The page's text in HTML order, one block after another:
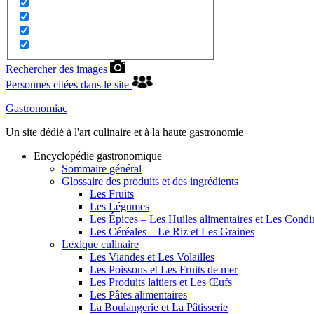
Rechercher des images
Personnes citées dans le site
Gastronomiac
Un site dédié à l'art culinaire et à la haute gastronomie
Encyclopédie gastronomique
Sommaire général
Glossaire des produits et des ingrédients
Les Fruits
Les Légumes
Les Épices – Les Huiles alimentaires et Les
Les Céréales – Le Riz et Les Graines
Lexique culinaire
Les Viandes et Les Volailles
Les Poissons et Les Fruits de mer
Les Produits laitiers et Les Œufs
Les Pâtes alimentaires
La Boulangerie et La Pâtisserie